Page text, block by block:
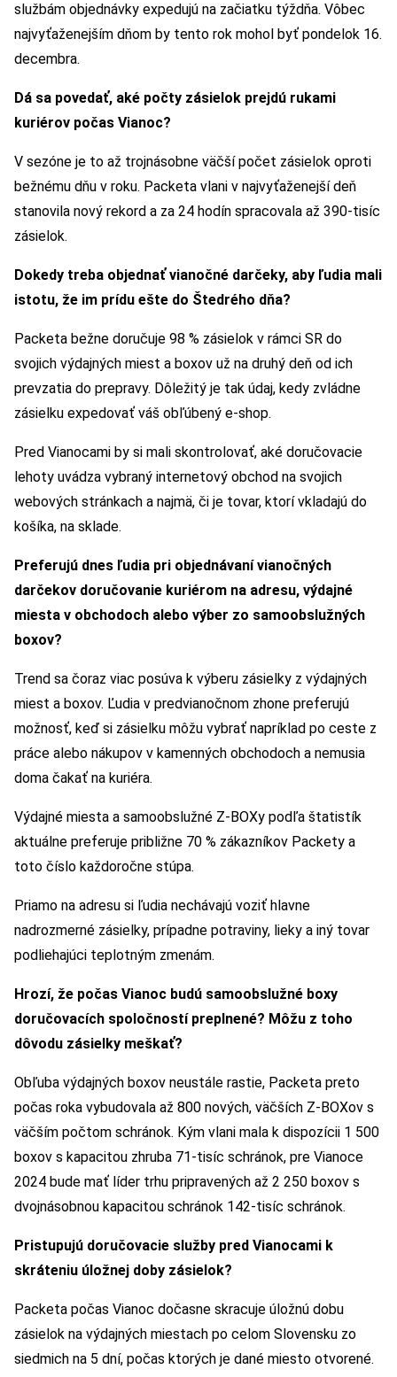
službám objednávky expedujú na začiatku týždňa. Vôbec
najvyťaženejším dňom by tento rok mohol byť pondelok 16.
decembra.
Dá sa povedať, aké počty zásielok prejdú rukami
kuriérov počas Vianoc?
V sezóne je to až trojnásobne väčší počet zásielok oproti
bežnému dňu v roku. Packeta vlani v najvyťaženejší deň
stanovila nový rekord a za 24 hodín spracovala až 390-tisíc
zásielok.
Dokedy treba objednať vianočné darčeky, aby ľudia mali
istotu, že im prídu ešte do Štedrého dňa?
Packeta bežne doručuje 98 % zásielok v rámci SR do
svojich výdajných miest a boxov už na druhý deň od ich
prevzatia do prepravy. Dôležitý je tak údaj, kedy zvládne
zásielku expedovať váš obľúbený e-shop.
Pred Vianocami by si mali skontrolovať, aké doručovacie
lehoty uvádza vybraný internetový obchod na svojich
webových stránkach a najmä, či je tovar, ktorí vkladajú do
košíka, na sklade.
Preferujú dnes ľudia pri objednávaní vianočných
darčekov doručovanie kuriérom na adresu, výdajné
miesta v obchodoch alebo výber zo samoobslužných
boxov?
Trend sa čoraz viac posúva k výberu zásielky z výdajných
miest a boxov. Ľudia v predvianočnom zhone preferujú
možnosť, keď si zásielku môžu vybrať napríklad po ceste z
práce alebo nákupov v kamenných obchodoch a nemusia
doma čakať na kuriéra.
Výdajné miesta a samoobslužné Z-BOXy podľa štatistík
aktuálne preferuje približne 70 % zákazníkov Packety a
toto číslo každoročne stúpa.
Priamo na adresu si ľudia nechávajú voziť hlavne
nadrozmerné zásielky, prípadne potraviny, lieky a iný tovar
podliehajúci teplotným zmenám.
Hrozí, že počas Vianoc budú samoobslužné boxy
doručovacích spoločností preplnené? Môžu z toho
dôvodu zásielky meškať?
Obľuba výdajných boxov neustále rastie, Packeta preto
počas roka vybudovala až 800 nových, väčších Z-BOXov s
väčším počtom schránok. Kým vlani mala k dispozícii 1 500
boxov s kapacitou zhruba 71-tisíc schránok, pre Vianoce
2024 bude mať líder trhu pripravených až 2 250 boxov s
dvojnásobnou kapacitou schránok 142-tisíc schránok.
Pristupujú doručovacie služby pred Vianocami k
skráteniu úložnej doby zásielok?
Packeta počas Vianoc dočasne skracuje úložnú dobu
zásielok na výdajných miestach po celom Slovensku zo
siedmich na 5 dní, počas ktorých je dané miesto otvorené.